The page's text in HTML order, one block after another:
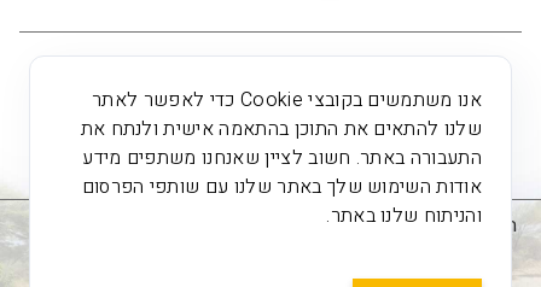
הצהרת נגישות תקנון האתר
אנו משתמשים בקובצי Cookie כדי לאפשר לאתר
שלנו להתאים את התוכן בהתאמה אישית ולנתח את
התעבורה באתר. חשוב לציין שאנחנו משתפים מידע
אודות השימוש שלך באתר שלנו עם שותפי הפרסום
והניתוח שלנו באתר.